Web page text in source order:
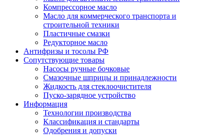
Компрессорное масло
Масло для коммерческого транспорта и
строительной техники
Пластичные смазки
Редукторное масло
Антифризы и тосолы РФ
Сопутствующие товары
Насосы ручные бочковые
Смазочные шприцы и принадлежности
Жидкость для стеклоочистителя
Пуско-зарядное устройство
Информация
Технологии производства
Классификация и стандарты
Одобрения и допуски